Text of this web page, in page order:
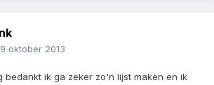
oktober 2013
bedankt ik ga zeker zo'n lijst maken en ik